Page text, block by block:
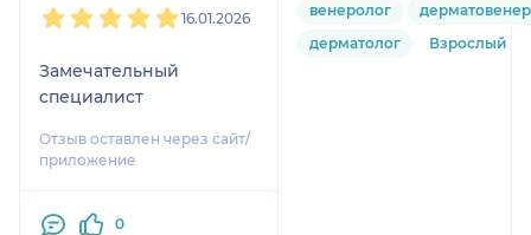
16.01.2026
Замечательный
специалист
Отзыв оставлен через сайт/
приложение
0
венеролог
дерматолог
Взрослый